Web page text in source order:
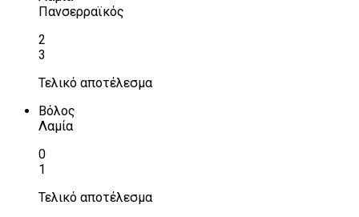
Πανσερραϊκός
2
3
Τελικό αποτέλεσμα
Βόλος
Λαμία
0
1
Τελικό αποτέλεσμα